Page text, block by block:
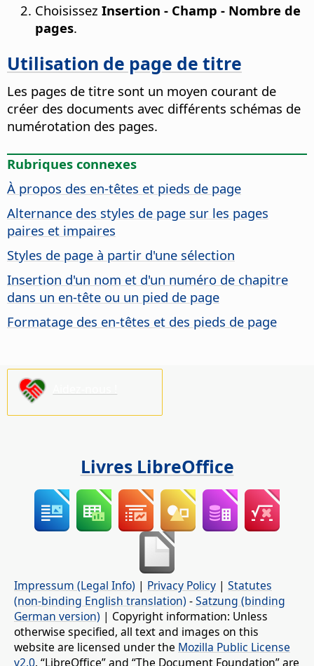
Choisissez Insertion - Champ - Nombre de
pages.
Utilisation de page de titre
Les pages de titre sont un moyen courant de
créer des documents avec différents schémas de
numérotation des pages.
Rubriques connexes
À propos des en-têtes et pieds de page
Alternance des styles de page sur les pages
paires et impaires
Styles de page à partir d'une sélection
Insertion d'un nom et d'un numéro de chapitre
dans un en-tête ou un pied de page
Formatage des en-têtes et des pieds de page
Livres LibreOffice
Impressum (Legal Info) | Privacy Policy | Statutes
(non-binding English translation) -Satzung (binding
German version) | Copyright information: Unless
otherwise specified, all text and images on this
website are licensed under the Mozilla Public License
v2.0. “LibreOffice” and “The Document Foundation” are